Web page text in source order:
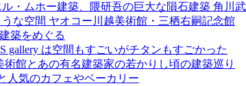
・ムホー建築、隈研吾の巨大な隕石建築 角川
な空間 ヤオコー川越美術館・三栖右嗣記念館
築をめぐる
gallery は空間もすごいがチタンもすごかった
館とあの有名建築家の若かりし頃の建築巡り
人気のカフェやベーカリー